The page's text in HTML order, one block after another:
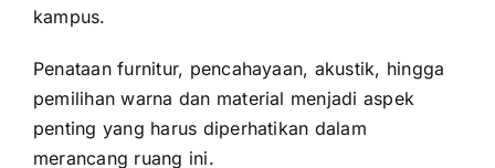
kampus.
Penataan furnitur, pencahayaan, akustik, hingga
pemilihan warna dan material menjadi aspek
penting yang harus diperhatikan dalam
merancang ruang ini.